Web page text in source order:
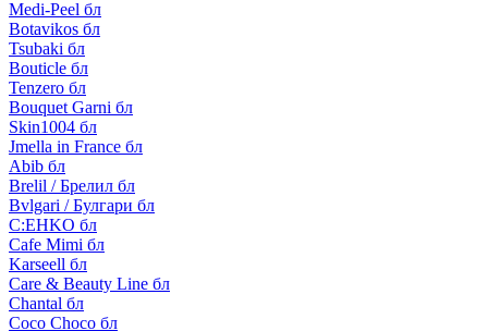
Medi-Peel бл
Botavikos бл
Tsubaki бл
Bouticle бл
Tenzero бл
Bouquet Garni бл
Skin1004 бл
Jmella in France бл
Abib бл
Brelil / Брелил бл
Bvlgari / Булгари бл
C:EHKO бл
Cafe Mimi бл
Karseell бл
Care & Beauty Line бл
Chantal бл
Coco Choco бл